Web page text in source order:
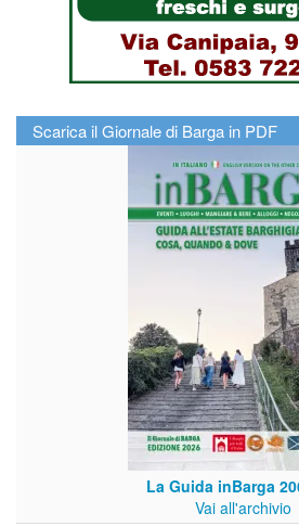
Scarica il Giornale di Barga in PDF
La Guida inBarga
Vai all'archivio